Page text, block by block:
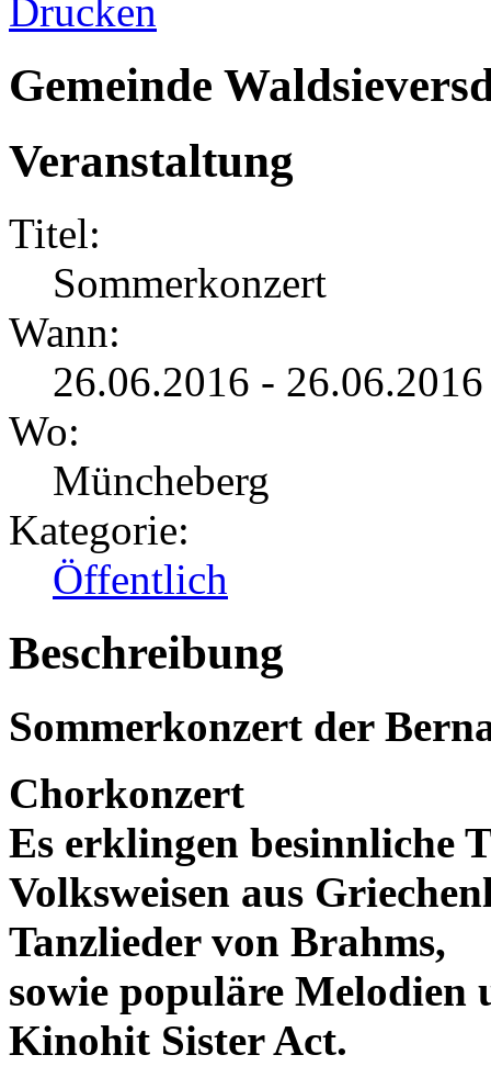
Gemeinde
Veranstaltung
Titel:
Sommerkonzert
Wann:
26.06.2016 -
Wo:
Müncheberg
Kategorie:
Öffentlich
Beschreibung
Sommerkonzert der
Chorkonzert
Es erklingen besinnliche
Volksweisen aus
Tanzlieder von Brahms,
sowie populäre Melodien
Kinohit Sister Act.